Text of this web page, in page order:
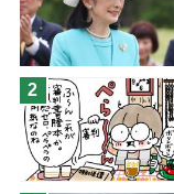
予防法
2